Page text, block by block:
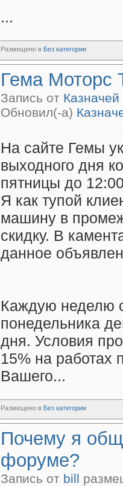
...
Размещено в Без категории
Гема Моторс
Запись от Казначей
Обновил(-а)
На сайте Гемы
выходного дня
пятницы до
Я как тупой
машину в
скидку. В
данное
Каждую неделю
понедельника
дня. Условия
15% на работах
Вашего...
Размещено в Без категории
Почему я
форуме?
Запись от bill